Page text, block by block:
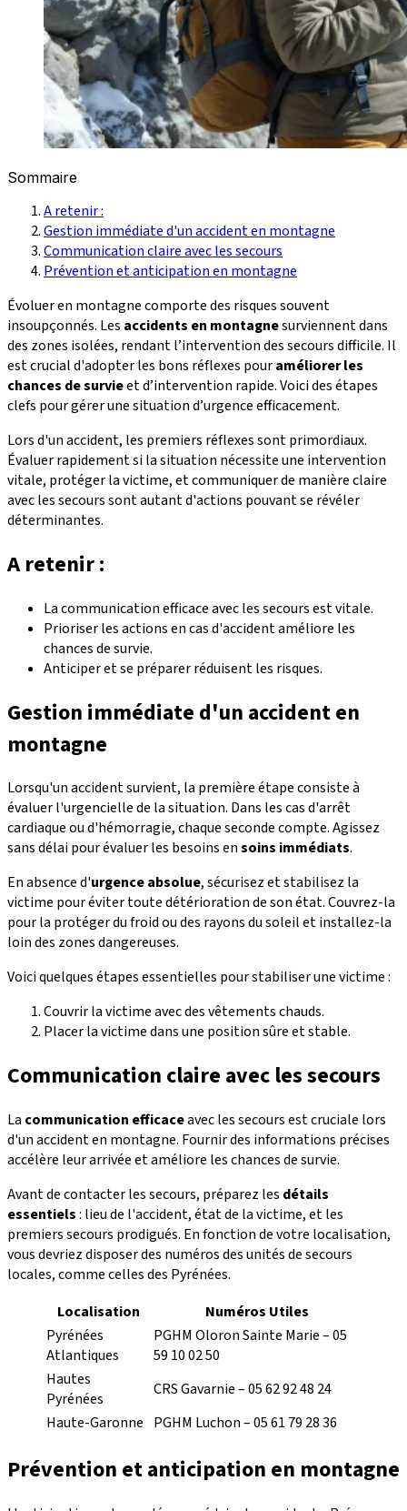
Sommaire
A retenir :
Gestion immédiate d'un accident en montagne
Communication claire avec les secours
Prévention et anticipation en montagne
Évoluer en montagne comporte des risques souvent
insoupçonnés. Les accidents en montagnesurviennent dans
des zones isolées, rendant l’intervention des secours difficile. Il
est crucial d'adopter les bons réflexes pouraméliorer les
chances de survieet d’intervention rapide. Voici des étapes
clefs pour gérer une situation d’urgence efficacement.
Lors d'un accident, les premiers réflexes sont primordiaux.
Évaluer rapidement si la situation nécessite une intervention
vitale, protéger la victime, et communiquer de manière claire
avec les secours sont autant d'actions pouvant se révéler
déterminantes.
A retenir :
La communication efficace avec les secours est vitale.
Prioriser les actions en cas d'accident améliore les
chances de survie.
Anticiper et se préparer réduisent les risques.
Gestion immédiate d'un accident en
montagne
Lorsqu'un accident survient, la première étape consiste à
évaluer l'urgencielle de la situation. Dans les cas d'arrêt
cardiaque ou d'hémorragie, chaque seconde compte. Agissez
sans délai pour évaluer les besoins ensoins immédiats.
En absence d'urgence absolue, sécurisez et stabilisez la
victime pour éviter toute détérioration de son état. Couvrez-la
pour la protéger du froid ou des rayons du soleil et installez-la
loin des zones dangereuses.
Voici quelques étapes essentielles pour stabiliser une victime :
Couvrir la victime avec des vêtements chauds.
Placer la victime dans une position sûre et stable.
Communication claire avec les secours
La communication efficaceavec les secours est cruciale lors
d'un accident en montagne. Fournir des informations précises
accélère leur arrivée et améliore les chances de survie.
Avant de contacter les secours, préparez les détails
essentiels: lieu de l'accident, état de la victime, et les
premiers secours prodigués. En fonction de votre localisation,
vous devriez disposer des numéros des unités de secours
locales, comme celles des Pyrénées.
Localisation
Numéros Utiles
Pyrénées
Atlantiques
PGHM Oloron Sainte Marie – 05
59 10 02 50
Hautes
Pyrénées
CRS Gavarnie – 05 62 92 48 24
Haute-Garonne PGHM Luchon – 05 61 79 28 36
Prévention et anticipation en montagne